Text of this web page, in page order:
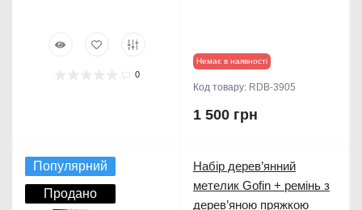
0
Немає в наявності
Код товару: RDB-3905
1 500 грн
Популярний
Продано
Набір дерев’янний
метелик Gofin + ремінь з
дерев’яною пряжкою